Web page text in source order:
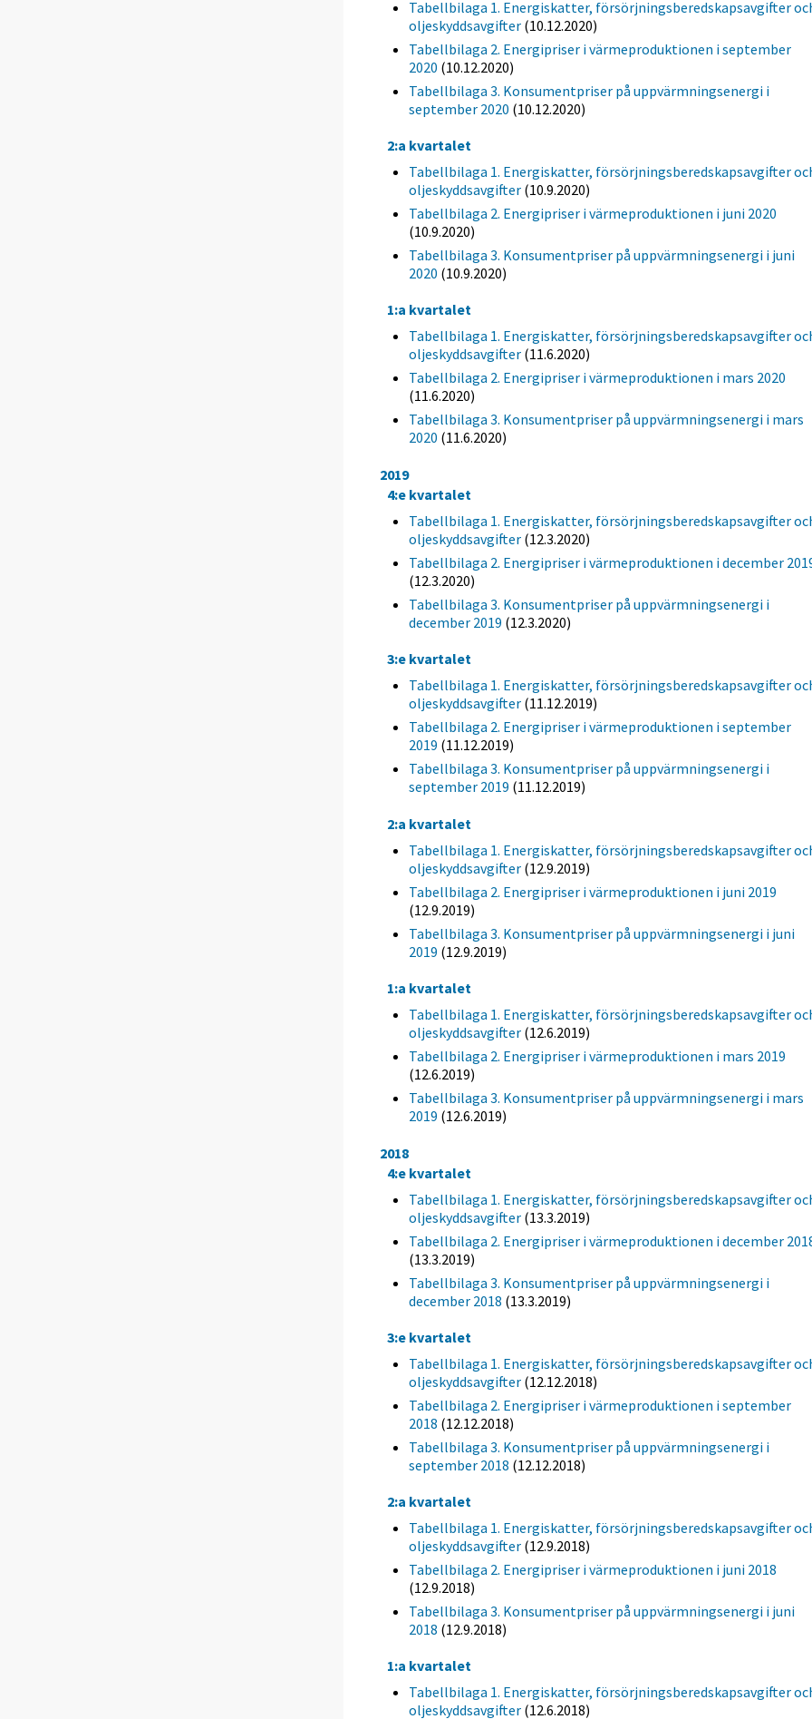
Tabellbilaga 1. Energiskatter, försörjningsberedskapsavgifter
oljeskyddsavgifter (10.12.2020)
Tabellbilaga 2. Energipriser i värmeproduktionen i september
2020 (10.12.2020)
Tabellbilaga 3. Konsumentpriser på uppvärmningsenergi i
september 2020 (10.12.2020)
2:a kvartalet
Tabellbilaga 1. Energiskatter, försörjningsberedskapsavgifter
oljeskyddsavgifter (10.9.2020)
Tabellbilaga 2. Energipriser i värmeproduktionen i juni 2020
(10.9.2020)
Tabellbilaga 3. Konsumentpriser på uppvärmningsenergi i juni
2020 (10.9.2020)
1:a kvartalet
Tabellbilaga 1. Energiskatter, försörjningsberedskapsavgifter
oljeskyddsavgifter (11.6.2020)
Tabellbilaga 2. Energipriser i värmeproduktionen i mars 2020
(11.6.2020)
Tabellbilaga 3. Konsumentpriser på uppvärmningsenergi i mars
2020 (11.6.2020)
2019
4:e kvartalet
Tabellbilaga 1. Energiskatter, försörjningsberedskapsavgifter
oljeskyddsavgifter (12.3.2020)
Tabellbilaga 2. Energipriser i värmeproduktionen i december
(12.3.2020)
Tabellbilaga 3. Konsumentpriser på uppvärmningsenergi i
december 2019 (12.3.2020)
3:e kvartalet
Tabellbilaga 1. Energiskatter, försörjningsberedskapsavgifter
oljeskyddsavgifter (11.12.2019)
Tabellbilaga 2. Energipriser i värmeproduktionen i september
2019 (11.12.2019)
Tabellbilaga 3. Konsumentpriser på uppvärmningsenergi i
september 2019 (11.12.2019)
2:a kvartalet
Tabellbilaga 1. Energiskatter, försörjningsberedskapsavgifter
oljeskyddsavgifter (12.9.2019)
Tabellbilaga 2. Energipriser i värmeproduktionen i juni 2019
(12.9.2019)
Tabellbilaga 3. Konsumentpriser på uppvärmningsenergi i juni
2019 (12.9.2019)
1:a kvartalet
Tabellbilaga 1. Energiskatter, försörjningsberedskapsavgifter
oljeskyddsavgifter (12.6.2019)
Tabellbilaga 2. Energipriser i värmeproduktionen i mars 2019
(12.6.2019)
Tabellbilaga 3. Konsumentpriser på uppvärmningsenergi i mars
2019 (12.6.2019)
2018
4:e kvartalet
Tabellbilaga 1. Energiskatter, försörjningsberedskapsavgifter
oljeskyddsavgifter (13.3.2019)
Tabellbilaga 2. Energipriser i värmeproduktionen i december
(13.3.2019)
Tabellbilaga 3. Konsumentpriser på uppvärmningsenergi i
december 2018 (13.3.2019)
3:e kvartalet
Tabellbilaga 1. Energiskatter, försörjningsberedskapsavgifter
oljeskyddsavgifter (12.12.2018)
Tabellbilaga 2. Energipriser i värmeproduktionen i september
2018 (12.12.2018)
Tabellbilaga 3. Konsumentpriser på uppvärmningsenergi i
september 2018 (12.12.2018)
2:a kvartalet
Tabellbilaga 1. Energiskatter, försörjningsberedskapsavgifter
oljeskyddsavgifter (12.9.2018)
Tabellbilaga 2. Energipriser i värmeproduktionen i juni 2018
(12.9.2018)
Tabellbilaga 3. Konsumentpriser på uppvärmningsenergi i juni
2018 (12.9.2018)
1:a kvartalet
Tabellbilaga 1. Energiskatter, försörjningsberedskapsavgifter
oljeskyddsavgifter (12.6.2018)